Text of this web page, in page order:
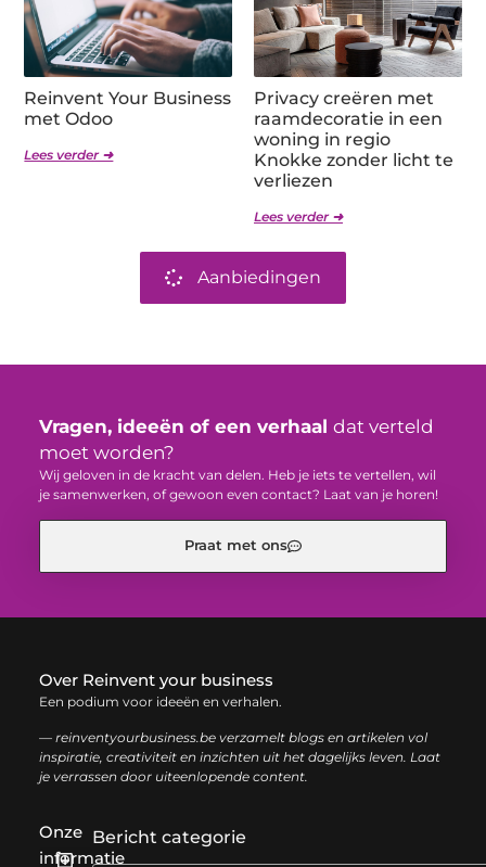
Reinvent Your Business
met Odoo
Lees verder ➜
Privacy creëren met
raamdecoratie in een
woning in regio
Knokke zonder licht te
verliezen
Lees verder ➜
Aanbiedingen
Vragen, ideeën of een verhaal dat verteld
moet worden?
Wij geloven in de kracht van delen. Heb je iets te vertellen, wil
je samenwerken, of gewoon even contact? Laat van je horen!
Praat met ons
Over Reinvent your business
Een podium voor ideeën en verhalen.
— reinventyourbusiness.be verzamelt blogs en artikelen vol
inspiratie, creativiteit en inzichten uit het dagelijks leven. Laat
je verrassen door uiteenlopende content.
Onze
informatie
Bericht categorie